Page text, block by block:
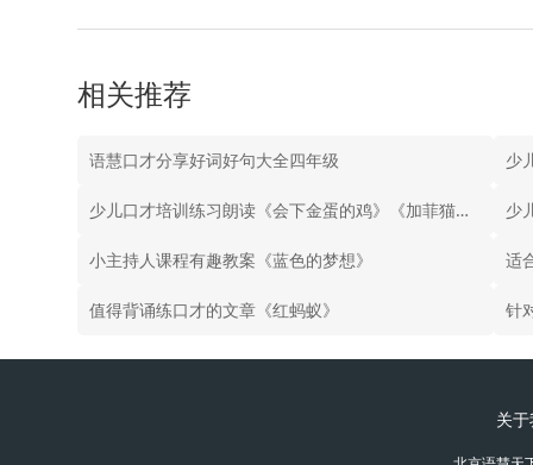
相关推荐
语慧口才分享好词好句大全四年级 少
少儿口才培训练习朗读《会下金蛋的鸡》《加菲猫和史酷比》 少
小主持人课程有趣教案《蓝色的梦想》 适
值得背诵练口才的文章《红蚂蚁》 针
关